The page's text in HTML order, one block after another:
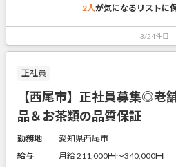
2人が気になるリストに
3/24件目
正社員
【西尾市】正社員募集◎老
品＆お茶類の品質保証
勤務地
愛知県西尾市
給与
月給 211,000円〜340,000円